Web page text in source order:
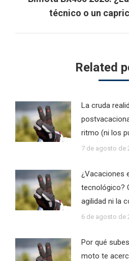
Next
post:
técnico o un
Related
La cruda
ritmo (ni los
7 de agosto de
¿Vacaciones
tecnológico?
agilidad ni la
6 de agosto de
Por qué
moto te